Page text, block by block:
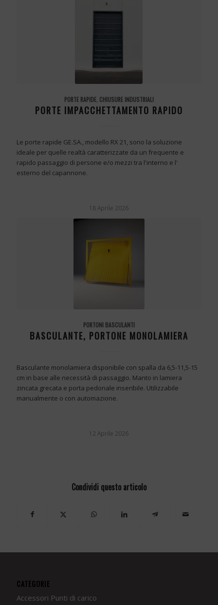
PORTE RAPIDE, CHIUSURE INDUSTRIALI
PORTE IMPACCHETTAMENTO RAPIDO
Le porte rapide GE.SA., modello RX 21, sono la soluzione
ideale per quelle realtà caratterizzate da un frequente e
rapido passaggio di persone e/o mezzi tra l'interno e l'
esterno del capannone.
18 Aprile 2026
PORTONI BASCULANTI
BASCULANTE, PORTONE MONOLAMIERA
Basculante monolamiera disponibile con spalla da 6,5-11,5-15
cm in base alle necessità di passaggio. Manto in lamiera
zincata grecata e porta pedonale inseribile. Utilizzabile
manualmente o con automazione.
12 Aprile 2026
Condividi questo articolo
CATEGORIE
Accessori Punti di carico